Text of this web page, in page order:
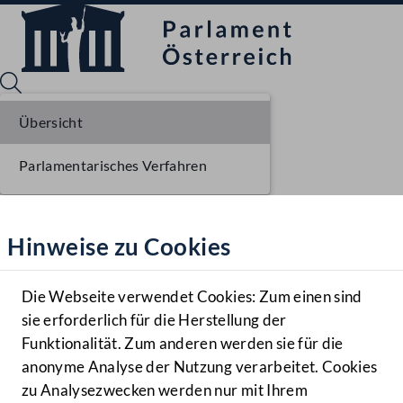
Hilfe
Benutzer
Navigationsmenü öffnen
MENÜ
Hinweise zu Cookies
Die Webseite verwendet Cookies: Zum einen sind
sie erforderlich für die Herstellung der
Funktionalität. Zum anderen werden sie für die
anonyme Analyse der Nutzung verarbeitet. Cookies
zu Analysezwecken werden nur mit Ihrem
Übersicht
Parlamentarisches Verfahren